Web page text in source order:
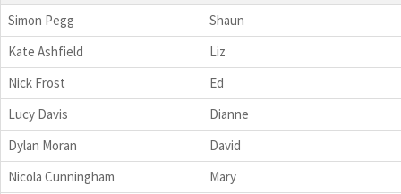
Simon Pegg
Shaun
Kate Ashfield
Liz
Nick Frost
Ed
Lucy Davis
Dianne
Dylan Moran
David
Nicola Cunningham
Mary